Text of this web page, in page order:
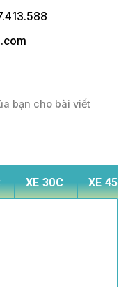
bạn cho bài viết
XE 30C XE 45C